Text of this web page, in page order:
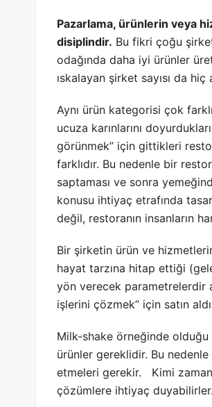
Pazarlama, ürünlerin veya
disiplindir. Bu fikri çoğu
odağında daha iyi ürünler
ıskalayan şirket sayısı da
Aynı ürün kategorisi çok
ucuza karınlarını
görünmek” için gittikleri
farklıdır. Bu nedenle bir
saptaması ve sonra
konusu ihtiyaç etrafında
değil, restoranın insanların
Bir şirketin ürün ve
hayat tarzına hitap ettiği
yön verecek parametrelerdir
işlerini çözmek” için satın
Milk-shake örneğinde olduğu
ürünler gereklidir. Bu
etmeleri gerekir. Kimi zaman
çözümlere ihtiyaç duyabilirler.